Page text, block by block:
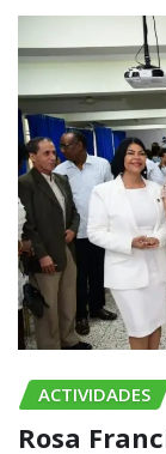
ACTIVIDADES
Rosa